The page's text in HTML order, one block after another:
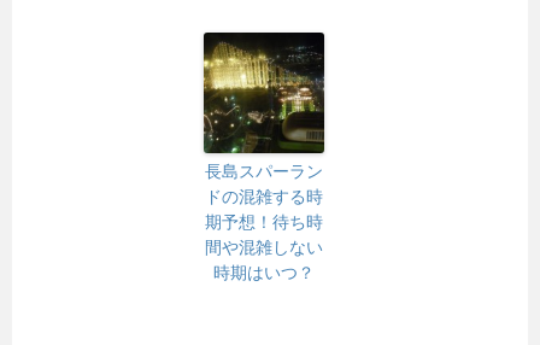
長島スパーラン
ドの混雑する時
期予想！待ち時
間や混雑しない
時期はいつ？